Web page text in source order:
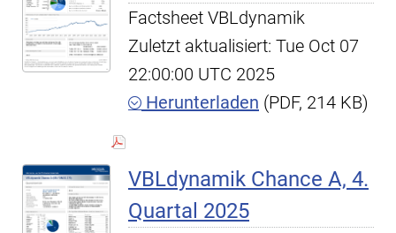
Factsheet VBLdynamik
Zuletzt aktualisiert: Tue Oct 07
22:00:00 UTC 2025
Herunterladen (PDF, 214 KB)
VBLdynamik Chance A, 4.
Quartal 2025